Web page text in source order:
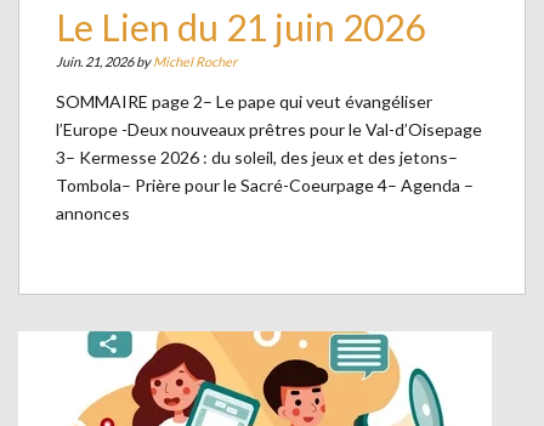
Le Lien du 21 juin 2026
Juin. 21, 2026 byMichel Rocher
SOMMAIRE page 2– Le pape qui veut évangéliser
l’Europe -Deux nouveaux prêtres pour le Val-d’Oisepage
3– Kermesse 2026 : du soleil, des jeux et des jetons–
Tombola– Prière pour le Sacré-Coeurpage 4– Agenda –
annonces